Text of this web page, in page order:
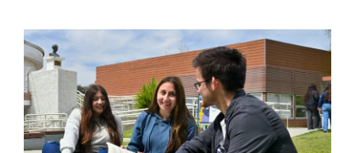
Formación Continua
Estudiantes
Académicos